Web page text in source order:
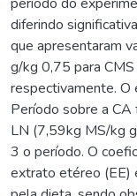
diferindo
que apresentaram
g/kg 0,75 para
respectivamente. O
Período sobre a CA
LN (7,59kg MS/kg
3 o período. O
extrato etéreo (EE)